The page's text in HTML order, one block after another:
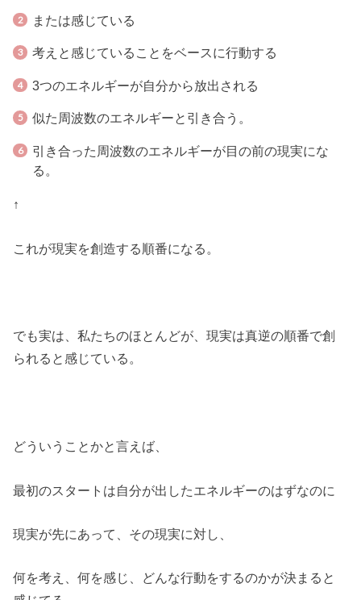
または感じている
考えと感じていることをベースに行動する
3つのエネルギーが自分から放出される
似た周波数のエネルギーと引き合う。
引き合った周波数のエネルギーが目の前の現実にな
る。
↑
これが現実を創造する順番になる。
でも実は、私たちのほとんどが、現実は真逆の順番で創
られると感じている。
どういうことかと言えば、
最初のスタートは自分が出したエネルギーのはずなのに
現実が先にあって、その現実に対し、
何を考え、何を感じ、どんな行動をするのかが決まると